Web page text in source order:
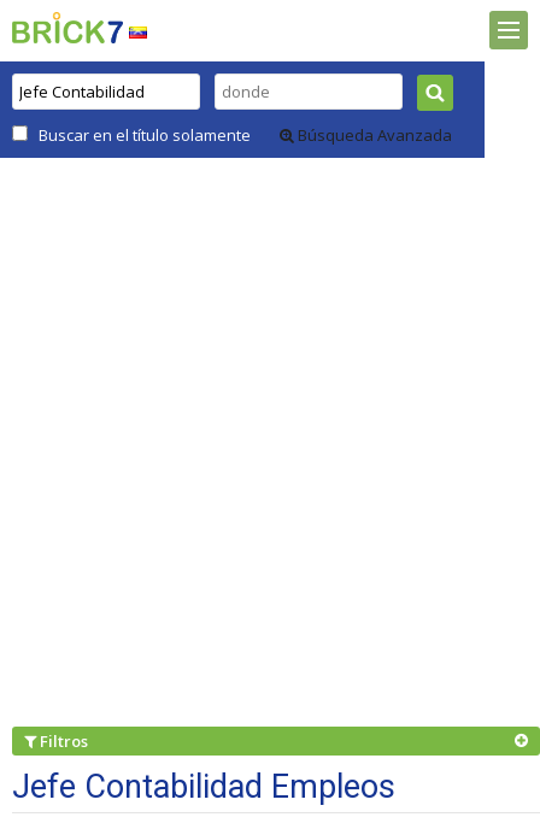
Buscar en el título solamente Búsqueda Avanzada
Filtros
Jefe Contabilidad Empleos